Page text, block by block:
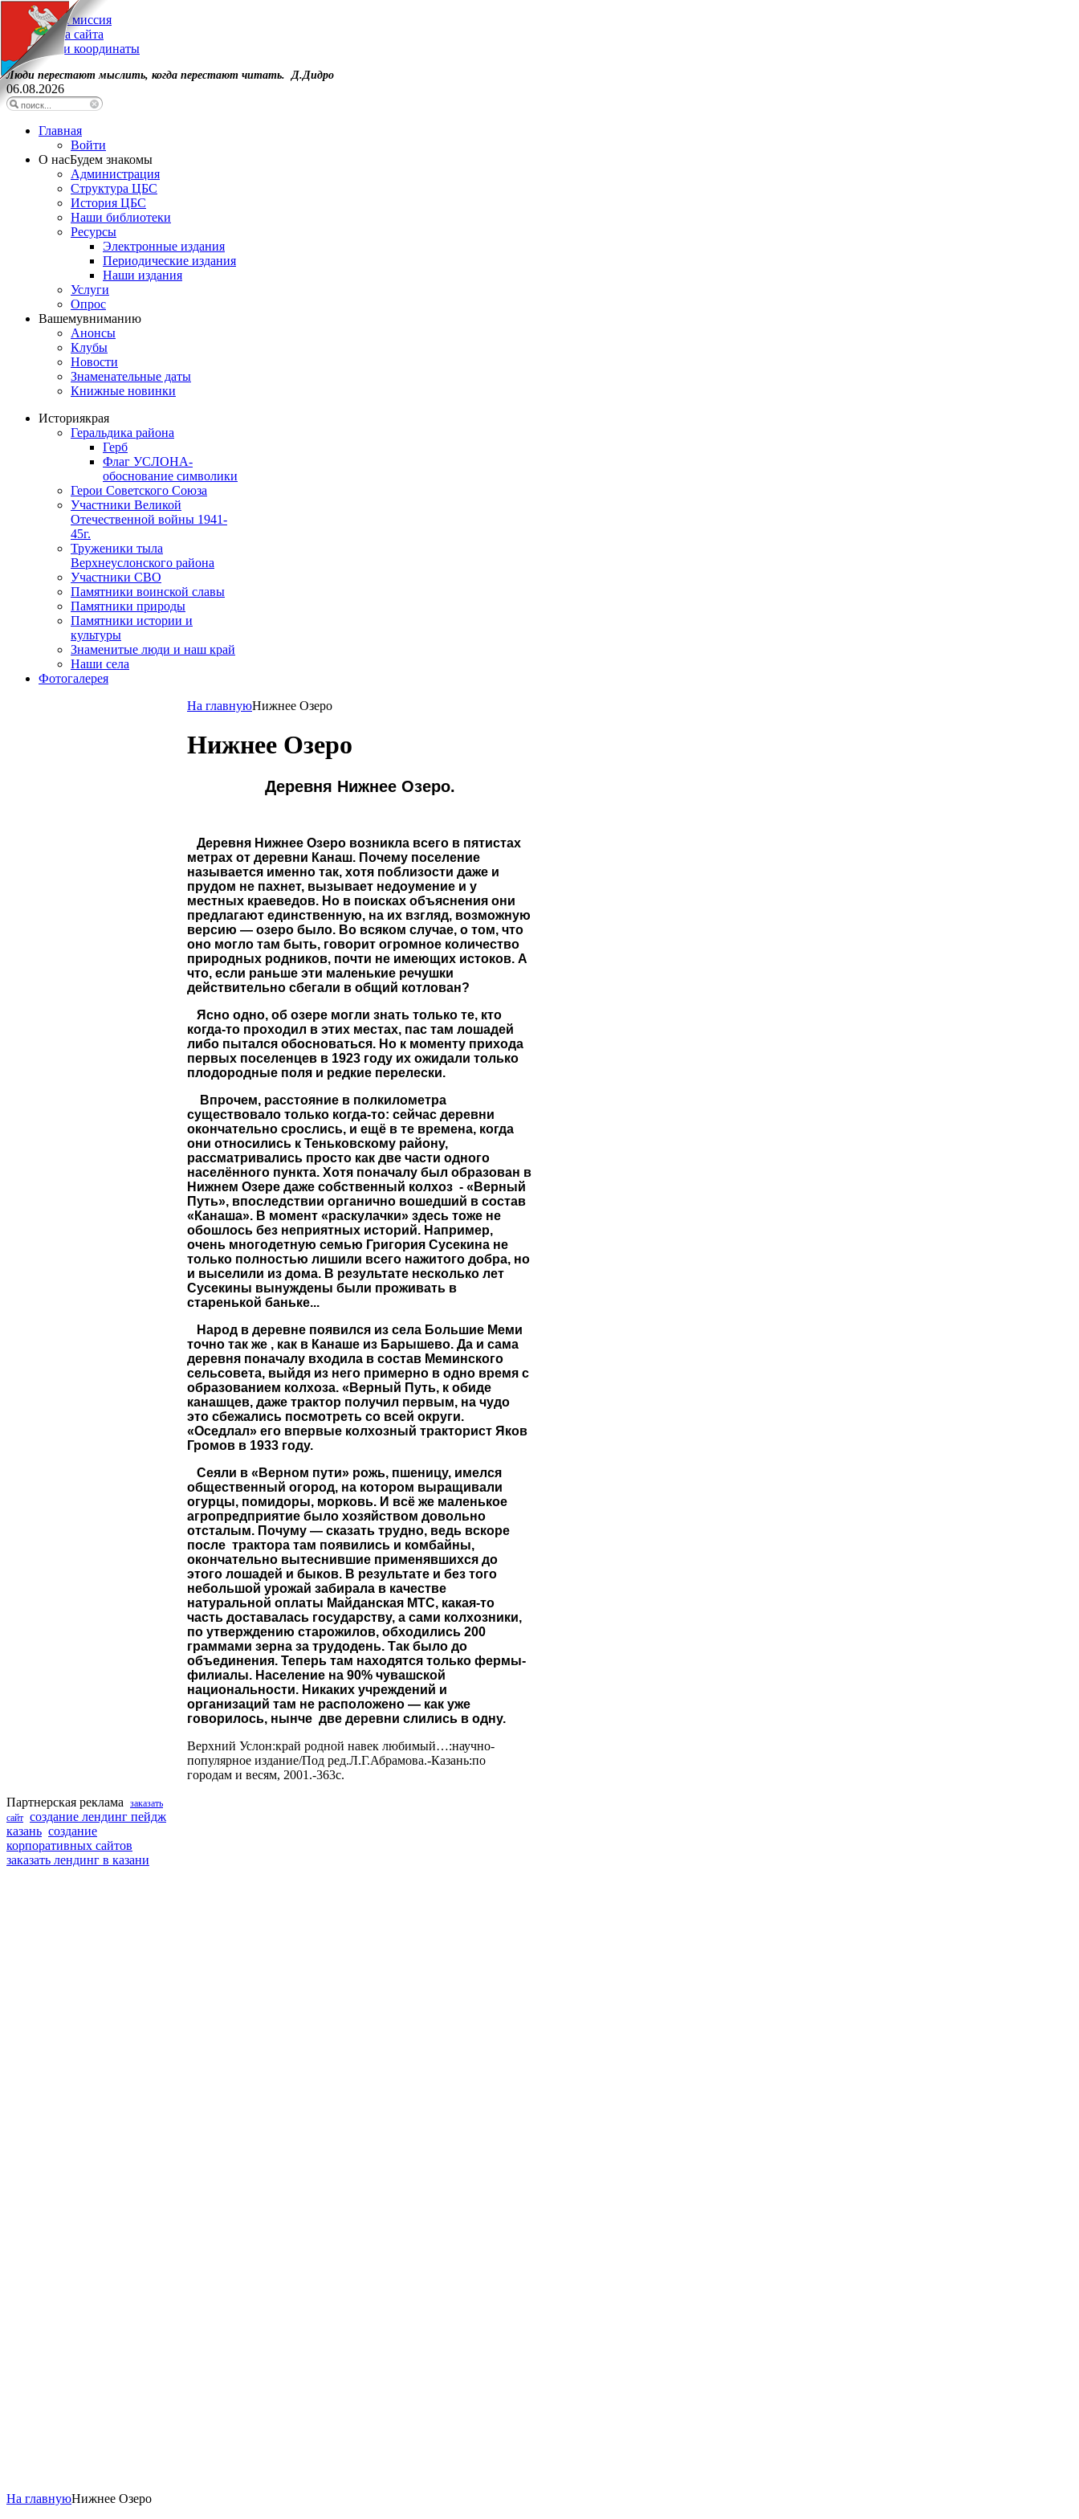
Наша миссия
Карта сайта
Наши координаты
Люди перестают мыслить, когда перестают читать. Д.Дидро
06.08.2026
Главная
Войти
О насБудем знакомы
Администрация
Структура ЦБС
История ЦБС
Наши библиотеки
Ресурсы
Электронные издания
Периодические издания
Наши издания
Услуги
Опрос
Вашемувниманию
Анонсы
Клубы
Новости
Знаменательные даты
Книжные новинки
Историякрая
Геральдика района
Герб
Флаг УСЛОНА-
обоснование символики
Герои Советского Союза
Участники Великой
Отечественной войны 1941-
45г.
Труженики тыла
Верхнеуслонского района
Участники СВО
Памятники воинской славы
Памятники природы
Памятники истории и
культуры
Знаменитые люди и наш край
Наши села
Фотогалерея
На главнуюНижнее Озеро
Нижнее Озеро
Деревня Нижнее Озеро.
Деревня Нижнее Озеро возникла всего в пятистах
метрах от деревни Канаш. Почему поселение
называется именно так, хотя поблизости даже и
прудом не пахнет, вызывает недоумение и у
местных краеведов. Но в поисках объяснения они
предлагают единственную, на их взгляд, возможную
версию — озеро было. Во всяком случае, о том, что
оно могло там быть, говорит огромное количество
природных родников, почти не имеющих истоков. А
что, если раньше эти маленькие речушки
действительно сбегали в общий котлован?
Ясно одно, об озере могли знать только те, кто
когда-то проходил в этих местах, пас там лошадей
либо пытался обосноваться. Но к моменту прихода
первых поселенцев в 1923 году их ожидали только
плодородные поля и редкие перелески.
Впрочем, расстояние в полкилометра
существовало только когда-то: сейчас деревни
окончательно срослись, и ещё в те времена, когда
они относились к Теньковскому району,
рассматривались просто как две части одного
населённого пункта. Хотя поначалу был образован в
Нижнем Озере даже собственный колхоз - «Верный
Путь», впоследствии органично вошедший в состав
«Канаша». В момент «раскулачки» здесь тоже не
обошлось без неприятных историй. Например,
очень многодетную семью Григория Сусекина не
только полностью лишили всего нажитого добра, но
и выселили из дома. В результате несколько лет
Сусекины вынуждены были проживать в
старенькой баньке...
Народ в деревне появился из села Большие Меми
точно так же , как в Канаше из Барышево. Да и сама
деревня поначалу входила в состав Меминского
сельсовета, выйдя из него примерно в одно время с
образованием колхоза. «Верный Путь, к обиде
канашцев, даже трактор получил первым, на чудо
это сбежались посмотреть со всей округи.
«Оседлал» его впервые колхозный тракторист Яков
Громов в 1933 году.
Сеяли в «Верном пути» рожь, пшеницу, имелся
общественный огород, на котором выращивали
огурцы, помидоры, морковь. И всё же маленькое
агропредприятие было хозяйством довольно
отсталым. Почуму — сказать трудно, ведь вскоре
после трактора там появились и комбайны,
окончательно вытеснившие применявшихся до
этого лошадей и быков. В результате и без того
небольшой урожай забирала в качестве
натуральной оплаты Майданская МТС, какая-то
часть доставалась государству, а сами колхозники,
по утверждению старожилов, обходились 200
граммами зерна за трудодень. Так было до
объединения. Теперь там находятся только фермы-
филиалы. Население на 90% чувашской
национальности. Никаких учреждений и
организаций там не расположено — как уже
говорилось, нынче две деревни слились в одну.
Верхний Услон:край родной навек любимый…:научно-
популярное издание/Под ред.Л.Г.Абрамова.-Казань:по
городам и весям, 2001.-363с.
Партнерская реклама
заказать
сайт создание лендинг пейдж
казань создание
корпоративных сайтов
заказать лендинг в казани
На главнуюНижнее Озеро